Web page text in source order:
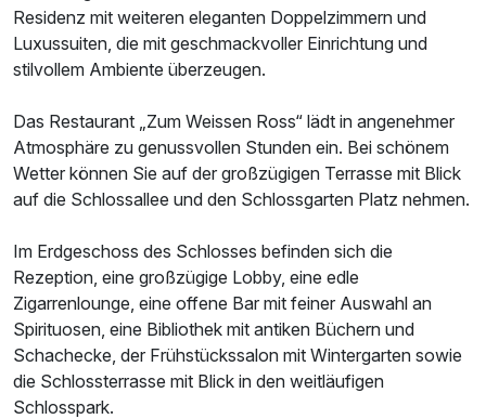
Doppelzimmer Nebenhaus
2 Erwachsene und 1 Kind
Residenz mit weiteren eleganten Doppelzimmern und
Luxussuiten, die mit geschmackvoller Einrichtung und
stilvollem Ambiente überzeugen.
Das Restaurant „Zum Weissen Ross“ lädt in angenehmer
Atmosphäre zu genussvollen Stunden ein. Bei schönem
Wetter können Sie auf der großzügigen Terrasse mit Blick
auf die Schlossallee und den Schlossgarten Platz nehmen.
Im Erdgeschoss des Schlosses befinden sich die
Rezeption, eine großzügige Lobby, eine edle
Zigarrenlounge, eine offene Bar mit feiner Auswahl an
Spirituosen, eine Bibliothek mit antiken Büchern und
Schachecke, der Frühstückssalon mit Wintergarten sowie
die Schlossterrasse mit Blick in den weitläufigen
Schlosspark.